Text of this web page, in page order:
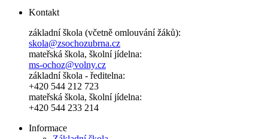
Kontakt
základní škola (včetně omlouvání žáků):
skola@zsochozubrna.cz
mateřská škola, školní jídelna:
ms-ochoz@volny.cz
základní škola - ředitelna:
+420 544 212 723
mateřská škola, školní jídelna:
+420 544 233 214
Informace